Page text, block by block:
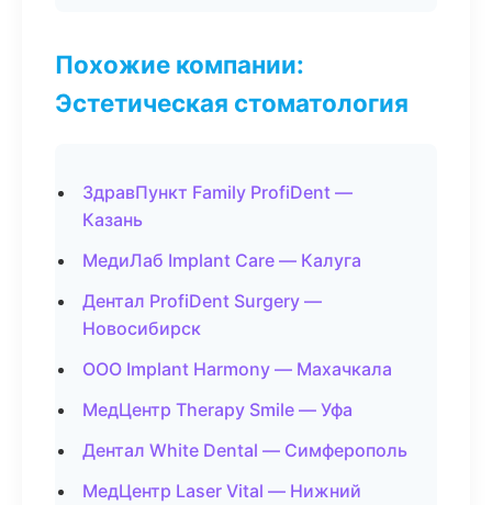
Похожие компании:
Эстетическая стоматология
ЗдравПункт Family ProfiDent —
Казань
МедиЛаб Implant Care — Калуга
Дентал ProfiDent Surgery —
Новосибирск
ООО Implant Harmony — Махачкала
МедЦентр Therapy Smile — Уфа
Дентал White Dental — Симферополь
МедЦентр Laser Vital — Нижний